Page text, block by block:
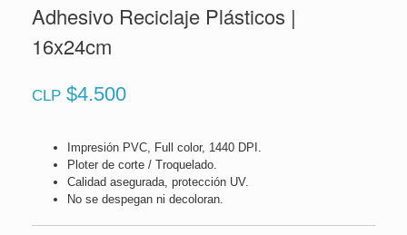
Adhesivo Reciclaje Plásticos |
16x24cm
CLP $4.500
Impresión PVC, Full color, 1440 DPI.
Ploter de corte / Troquelado.
Calidad asegurada, protección UV.
No se despegan ni decoloran.